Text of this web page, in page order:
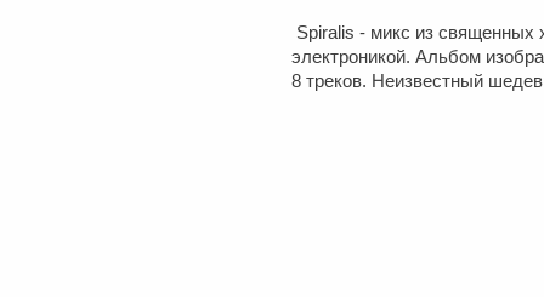
Spiralis - микс из священных
электроникой. Альбом
8 треков. Неизвестный